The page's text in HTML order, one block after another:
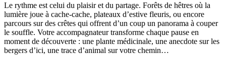
Le rythme est celui du plaisir et du partage. Forêts de hêtres où la
lumière joue à cache-cache, plateaux d’estive fleuris, ou encore
parcours sur des crêtes qui offrent d’un coup un panorama à couper
le souffle. Votre accompagnateur transforme chaque pause en
moment de découverte : une plante médicinale, une anecdote sur les
bergers d’ici, une trace d’animal sur votre chemin…